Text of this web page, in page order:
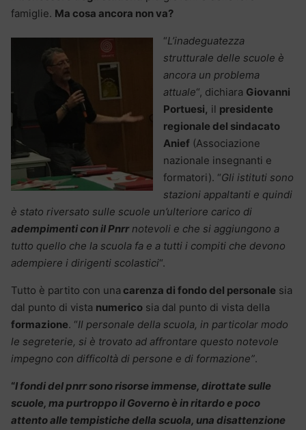
famiglie. Ma cosa ancora non va?
“L’inadeguatezza
strutturale delle scuole è
ancora un problema
attuale“, dichiara Giovanni
Portuesi, il presidente
regionale del sindacato
Anief (Associazione
nazionale insegnanti e
formatori). “Gli istituti sono
stazioni appaltanti e quindi
è stato riversato sulle scuole un’ulteriore carico di
adempimenti con il Pnrrnotevoli e che si aggiungono a
tutto quello che la scuola fa e a tutti i compiti che devono
adempiere i dirigenti scolastici“.
Tutto è partito con una carenza di fondo del personale sia
dal punto di vista numerico sia dal punto di vista della
formazione. “Il personale della scuola, in particolar modo
le segreterie, si è trovato ad affrontare questo notevole
impegno con difficoltà di persone e di formazione”.
“I fondi del pnrr sono risorse immense, dirottate sulle
scuole, ma purtroppo il Governo è in ritardo e poco
attento alle tempistiche della scuola, una disattenzione